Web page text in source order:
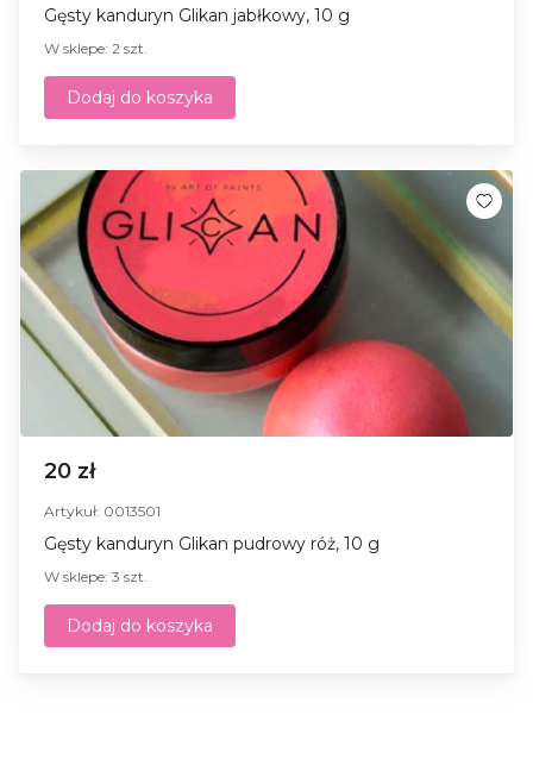
Gęsty kanduryn Glikan jabłkowy, 10 g
W sklepe: 2 szt.
Dodaj do koszyka
20 zł
Artykuł: 0013501
Gęsty kanduryn Glikan pudrowy róż, 10 g
W sklepe: 3 szt.
Dodaj do koszyka